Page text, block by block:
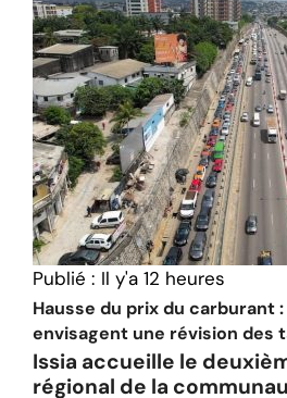
Publié : Il y'a 12 heures
Hausse du prix du carburant
envisagent une révision des
Issia accueille le
régional de la